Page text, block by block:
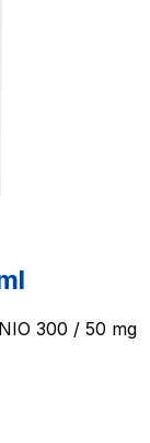
300 / 50 mg